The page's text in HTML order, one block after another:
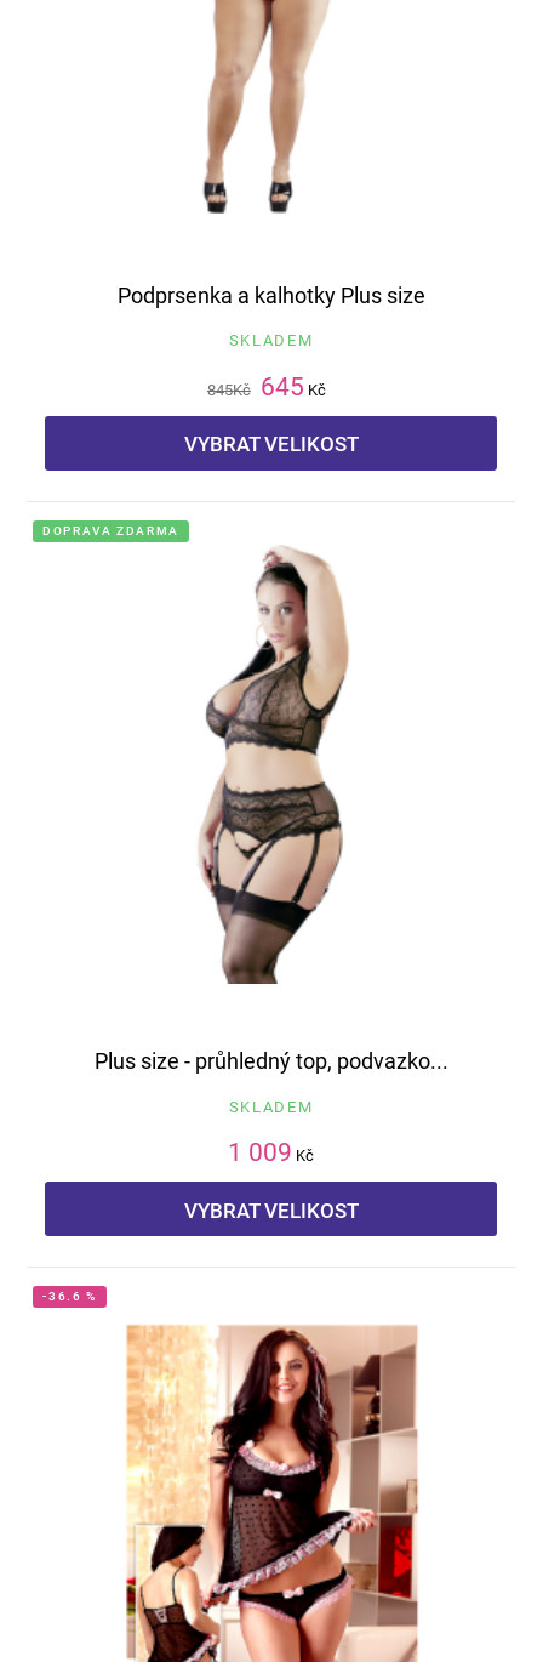
Podprsenka a kalhotky Plus size
SKLADEM
845Kč 645 Kč
VYBRAT VELIKOST
DOPRAVA ZDARMA
Plus size - průhledný top, podvazko...
SKLADEM
1 009 Kč
VYBRAT VELIKOST
-36.6 %